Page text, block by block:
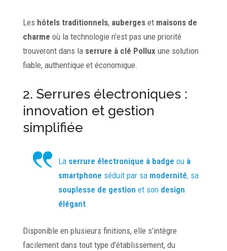
Les hôtels traditionnels, aubergeset maisons de
charme où la technologie n’est pas une priorité
trouveront dans la serrure à clé Pollux une solution
fiable, authentique et économique.
2. Serrures électroniques :
innovation et gestion
simplifiée
La serrure électronique à badge ou à
smartphone séduit par sa modernité, sa
souplesse de gestion et son design
élégant.
Disponible en plusieurs finitions, elle s’intègre
facilement dans tout type d’établissement, du